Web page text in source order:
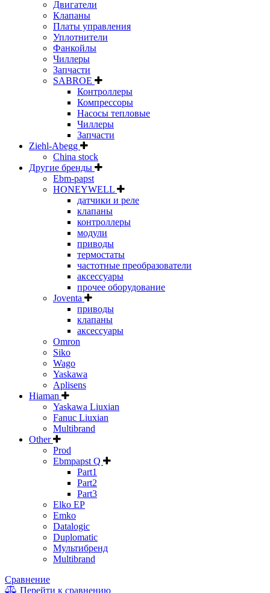
Двигатели
Клапаны
Платы управления
Уплотнители
Фанкойлы
Чиллеры
Запчасти
SABROE
Контроллеры
Компрессоры
Насосы тепловые
Чиллеры
Запчасти
Ziehl-Abegg
China stock
Другие бренды
Ebm-papst
HONEYWELL
датчики и реле
клапаны
контроллеры
модули
приводы
термостаты
частотные преобразователи
аксессуары
прочее оборудование
Joventa
приводы
клапаны
аксессуары
Omron
Siko
Wago
Yaskawa
Aplisens
Hiaman
Yaskawa Liuxian
Fanuc Liuxian
Multibrand
Other
Prod
Ebmpapst Q
Part1
Part2
Part3
Elko EP
Emko
Datalogic
Duplomatic
Мультибренд
Multibrand
Сравнение
Перейти к сравнению